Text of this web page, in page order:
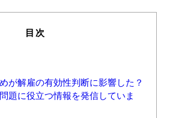
目次
が解雇の有効性判断に影響した？
題に役立つ情報を発信していま